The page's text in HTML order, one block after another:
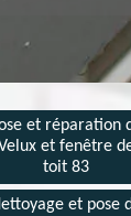
et réparation
et fenêtre
toit 83
et pose